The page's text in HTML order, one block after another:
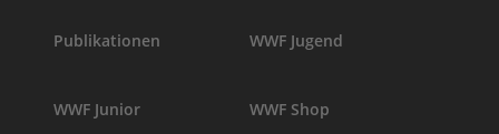
Publikationen WWF Jugend
WWF Junior WWF Shop